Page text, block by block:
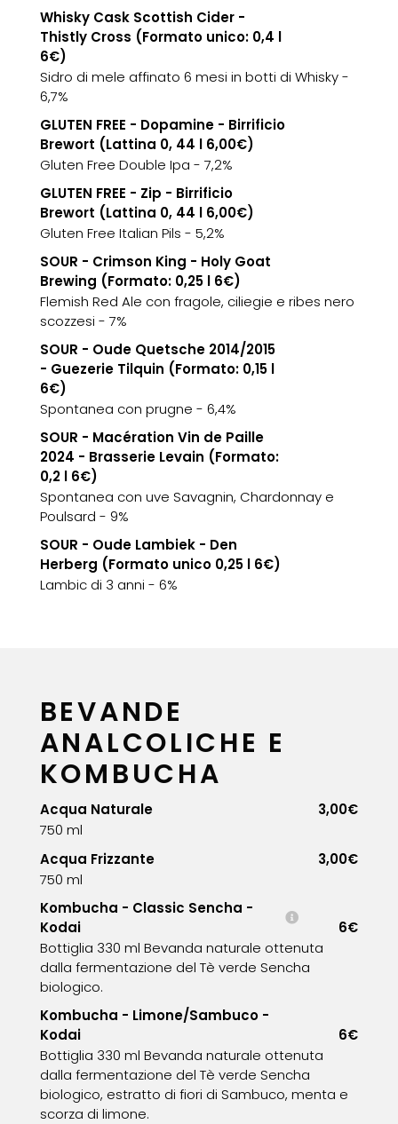
Whisky Cask Scottish Cider -
Thistly Cross (Formato unico: 0,4 l
6€)
Sidro di mele affinato 6 mesi in botti di Whisky -
6,7%
GLUTEN FREE - Dopamine - Birrificio
Brewort (Lattina 0, 44 l 6,00€)
Gluten Free Double Ipa - 7,2%
GLUTEN FREE - Zip - Birrificio
Brewort (Lattina 0, 44 l 6,00€)
Gluten Free Italian Pils - 5,2%
SOUR - Crimson King - Holy Goat
Brewing (Formato: 0,25 l 6€)
Flemish Red Ale con fragole, ciliegie e ribes nero
scozzesi - 7%
SOUR - Oude Quetsche 2014/2015
- Guezerie Tilquin (Formato: 0,15 l
6€)
Spontanea con prugne - 6,4%
SOUR - Macération Vin de Paille
2024 - Brasserie Levain (Formato:
0,2 l 6€)
Spontanea con uve Savagnin, Chardonnay e
Poulsard - 9%
SOUR - Oude Lambiek - Den
Herberg (Formato unico 0,25 l 6€)
Lambic di 3 anni - 6%
BEVANDE
ANALCOLICHE E
KOMBUCHA
Acqua Naturale
3,00€
750 ml
Acqua Frizzante
3,00€
750 ml
Kombucha - Classic Sencha -
Kodai
6€
Bottiglia 330 ml Bevanda naturale ottenuta
dalla fermentazione del Tè verde Sencha
biologico.
Kombucha - Limone/Sambuco -
Kodai
6€
Bottiglia 330 ml Bevanda naturale ottenuta
dalla fermentazione del Tè verde Sencha
biologico, estratto di fiori di Sambuco, menta e
scorza di limone.